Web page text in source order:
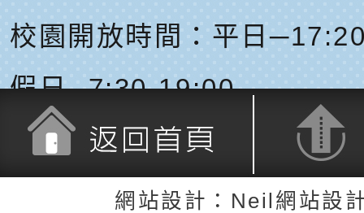
校園開放時間：平日
假日─7:30-19:00
返回頂端
網站設計：Neil網站設